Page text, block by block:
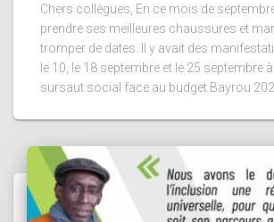
Chers collègues, En ce mois de
prendre ses meilleures chaussures et
tromper de dates. Il y avait des
le 10, le 18 septembre et le 25 septembre
sursaut social face au budget Bayrou